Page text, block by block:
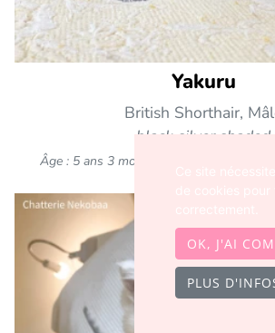
Yakuru
British Shorthair,
black silver shaded
Âge : 5 ans 3 mois
OK, J'AI
PLUS